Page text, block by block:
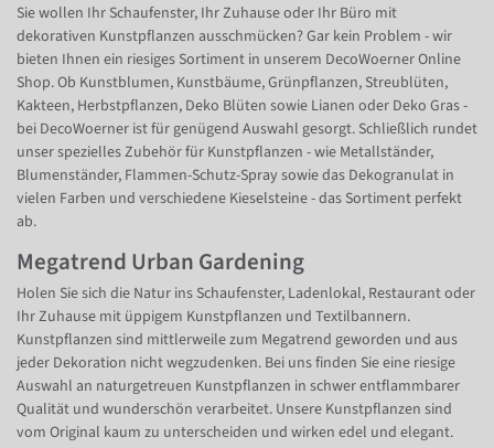
Sie wollen Ihr Schaufenster, Ihr Zuhause oder Ihr Büro mit
dekorativen Kunstpflanzen ausschmücken? Gar kein Problem - wir
bieten Ihnen ein riesiges Sortiment in unserem DecoWoerner Online
Shop. Ob Kunstblumen, Kunstbäume, Grünpflanzen, Streublüten,
Kakteen, Herbstpflanzen, Deko Blüten sowie Lianen oder Deko Gras -
bei DecoWoerner ist für genügend Auswahl gesorgt. Schließlich rundet
unser spezielles Zubehör für Kunstpflanzen - wie Metallständer,
Blumenständer, Flammen-Schutz-Spray sowie das Dekogranulat in
vielen Farben und verschiedene Kieselsteine - das Sortiment perfekt
ab.
Megatrend Urban Gardening
Holen Sie sich die Natur ins Schaufenster, Ladenlokal, Restaurant oder
Ihr Zuhause mit üppigem Kunstpflanzen und Textilbannern.
Kunstpflanzen sind mittlerweile zum Megatrend geworden und aus
jeder Dekoration nicht wegzudenken. Bei uns finden Sie eine riesige
Auswahl an naturgetreuen Kunstpflanzen in schwer entflammbarer
Qualität und wunderschön verarbeitet. Unsere Kunstpflanzen sind
vom Original kaum zu unterscheiden und wirken edel und elegant.